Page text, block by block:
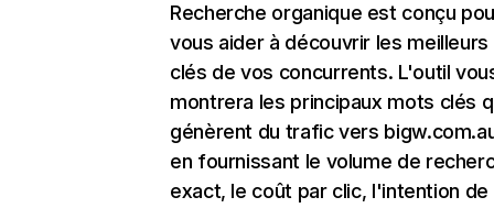
Recherche organique est conçu
vous aider à découvrir les
clés de vos concurrents. L'outil
montrera les principaux mots clés
génèrent du trafic vers
en fournissant le volume de
exact, le coût par clic, l'intention de